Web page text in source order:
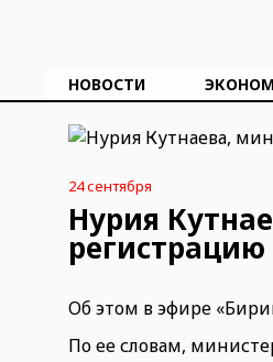
НОВОСТИ
24 сентября
Нурия
Об этом в эфире
По ее словам,